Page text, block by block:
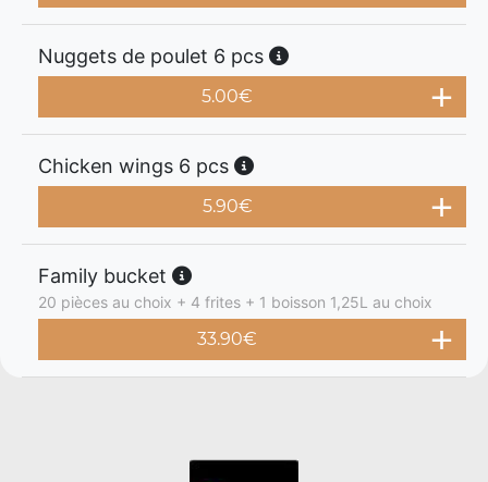
Nuggets de poulet 6 pcs
5.00€
Chicken wings 6 pcs
5.90€
Family bucket
20 pièces au choix + 4 frites + 1 boisson 1,25L au choix
33.90€